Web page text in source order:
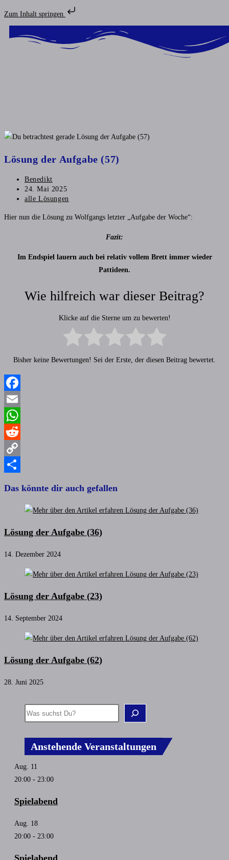
Zum Inhalt springen
Lösung der Aufgabe (57)
Benedikt
24. Mai 2025
alle Lösungen
Hier nun die Lösung zu Wolfgangs letzter „Aufgabe der Woche“:
Fazit:
Im Endspiel lauern auch bei relativ vollem Brett immer wieder
Pattideen.
Wie hilfreich war dieser Beitrag?
Klicke auf die Sterne um zu bewerten!
Bisher keine Bewertungen! Sei der Erste, der diesen Beitrag bewertet.
Facebook
Email
WhatsApp
Reddit
Copy
Das könnte dir auch gefallen
Lösung der Aufgabe (36)
14. Dezember 2024
Lösung der Aufgabe (23)
14. September 2024
Lösung der Aufgabe (62)
28. Juni 2025
Anstehende Veranstaltungen
Aug. 11
20:00 - 23:00
Spielabend
Aug. 18
20:00 - 23:00